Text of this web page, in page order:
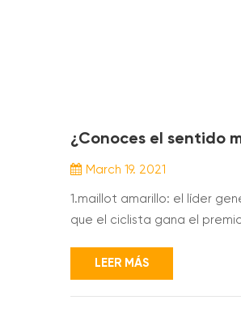
¿Conoces el sentido
March 19. 2021
1.maillot amarillo: el líder
que el ciclista gana el
colores en carreras de
LEER MÁS